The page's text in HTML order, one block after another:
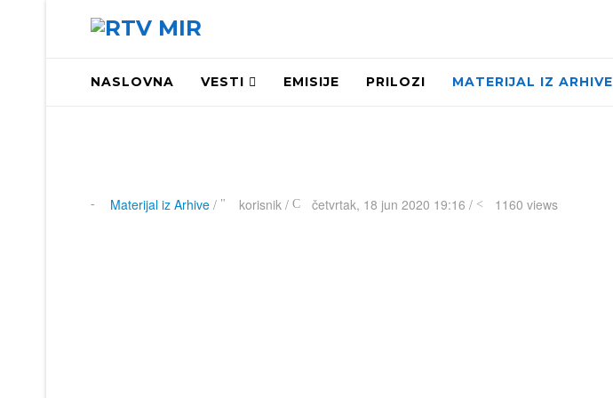
NASLOVNA VESTI EMISIJE PRILOZI MATERIJAL IZ ARHIVE
Materijal iz Arhive/ korisnik / četvrtak, 18 jun 2020 19:16 / 1160 views